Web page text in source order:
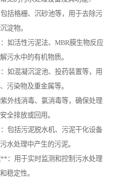
括格栅、沉砂池等，用于去除污
淀物。
如活性污泥法、MBR膜生物反应
污水中的有机物质。
如混凝沉淀池、投药装置等，用
污染物及重金属等。
外线消毒、氯消毒等，确保处理
全排放或回用。
包括污泥脱水机、污泥干化设备
水处理中产生的污泥。
：用于实时监测和控制污水处理
稳定性。